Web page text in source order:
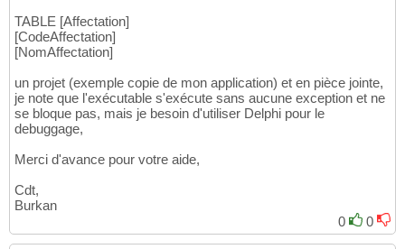
TABLE [Affectation]
[CodeAffectation]
[NomAffectation]
un projet (exemple copie de mon application) et en pièce jointe,
je note que l'exécutable s'exécute sans aucune exception et ne
se bloque pas, mais je besoin d'utiliser Delphi pour le
debuggage,
Merci d'avance pour votre aide,
Cdt,
Burkan
0
0